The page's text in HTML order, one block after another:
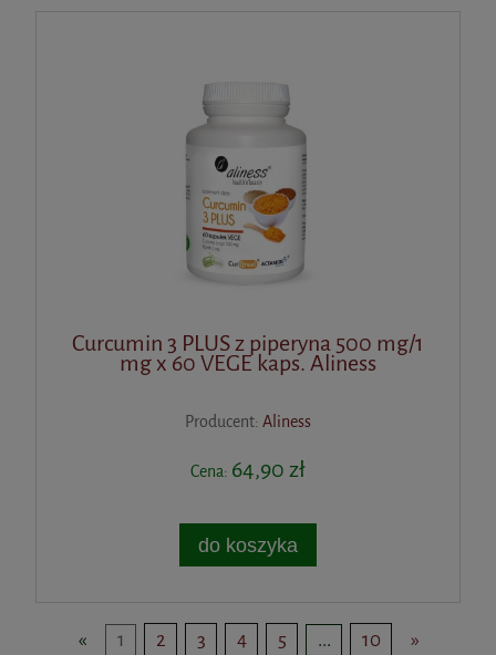
Curcumin 3 PLUS z piperyna 500 mg/1
mg x 60 VEGE kaps. Aliness
Producent: Aliness
Cena: 64,90 zł
do koszyka
« 1 2 3 4 5 ... 10 »